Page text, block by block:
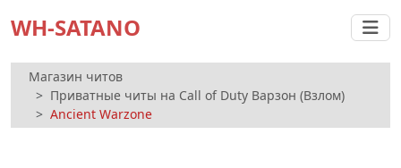
WH-SATANO
Магазин читов
Приватные читы на Call of Duty Варзон (Взлом)
Ancient Warzone